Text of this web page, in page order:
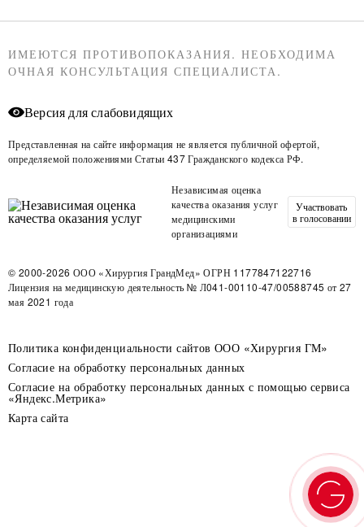
ИМЕЮТСЯ ПРОТИВОПОКАЗАНИЯ. НЕОБХОДИМА
ОЧНАЯ КОНСУЛЬТАЦИЯ СПЕЦИАЛИСТА.
Версия для слабовидящих
Представленная на сайте информация не является публичной офертой,
определяемой положениями Статьи 437 Гражданского кодекса РФ.
Независимая оценка
качества оказания услуг
медицинскими
организациями
Участвовать
в голосовании
© 2000-2026 ООО «Хирургия ГрандМед» ОГРН 1177847122716
Лицензия на медицинскую деятельность № Л041-00110-47/00588745 от 27
мая 2021 года
Политика конфиденциальности сайтов ООО «Хирургия ГМ»
Согласие на обработку персональных данных
Согласие на обработку персональных данных с помощью сервиса
«Яндекс.Метрика»
Карта сайта